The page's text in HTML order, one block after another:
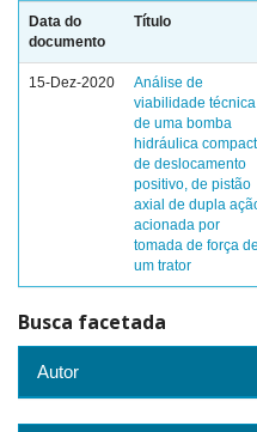
Data do
documento
Título
15-Dez-2020
Análise de
viabilidade técnica
de uma bomba
hidráulica
de deslocamento
positivo, de pistão
axial de dupla
acionada por
tomada de força de
um trator
Busca facetada
Autor